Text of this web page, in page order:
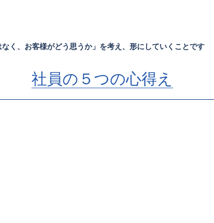
く、お客様がどう思うか」を考え、形にしていくことです
社員の５つの心得え